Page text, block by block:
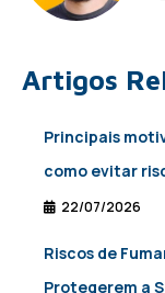
Artigos
Principais
como evitar
22/07/2026
Riscos de
Protegerem a